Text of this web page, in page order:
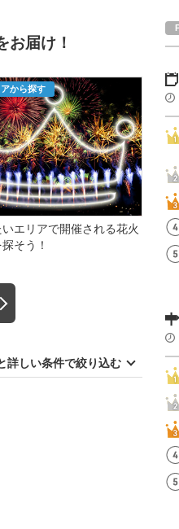
お届け！
から探す
エリアで開催される花火
そう！
詳しい条件で絞り込む